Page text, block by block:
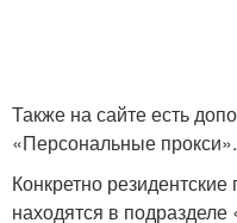
Также на сайте есть
«Персональные прокси».
Конкретно
находятся в